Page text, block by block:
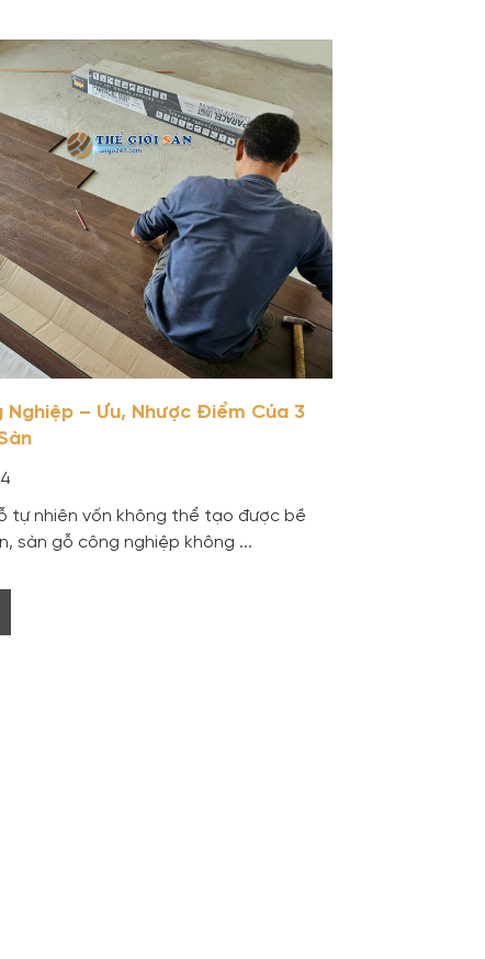
Nghiệp – Ưu, Nhược Điểm Của 3
tự nhiên vốn không thể tạo được bề
sàn gỗ công nghiệp không ...